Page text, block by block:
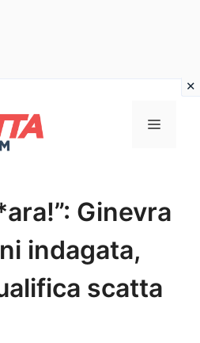
Menu
Ginevra
indagata,
scatta